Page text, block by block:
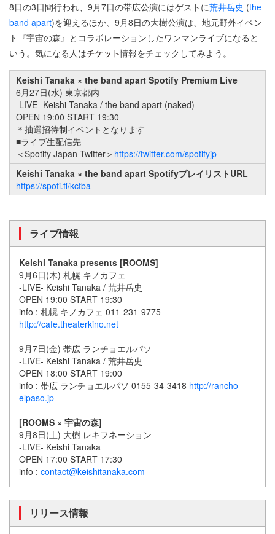
8日の3日間行われ、9月7日の帯広公演にはゲストに荒井岳史 (the
band apart)を迎えるほか、9月8日の大樹公演は、地元野外イベン
ト『宇宙の森』とコラボレーションしたワンマンライブになると
いう。気になる人は
情報をチェックしてみよう。
Keishi Tanaka × the band apart Spotify Premium Live
6月27日(水) 東京都内
-LIVE- Keishi Tanaka / the band apart (naked)
OPEN 19:00 START 19:30
＊抽選招待制イベントとなります
■ライブ生配信先
＜Spotify Japan Twitter＞ https://twitter.com/spotifyjp
Keishi Tanaka × the band apart SpotifyプレイリストURL
https://spoti.fi/kctba
ライブ情報
Keishi Tanaka presents [ROOMS]
9月6日(木) 札幌 キノカフェ
-LIVE- Keishi Tanaka / 荒井岳史
OPEN 19:00 START 19:30
info : 札幌 キノカフェ 011-231-9775
http://cafe.theaterkino.net
9月7日(金) 帯広 ランチョエルパソ
-LIVE- Keishi Tanaka / 荒井岳史
OPEN 18:00 START 19:00
info : 帯広 ランチョエルパソ 0155-34-3418 http://rancho-
elpaso.jp
[ROOMS × 宇宙の森]
9月8日(土) 大樹 レキフネーション
-LIVE- Keishi Tanaka
OPEN 17:00 START 17:30
info : contact@keishitanaka.com
リリース情報